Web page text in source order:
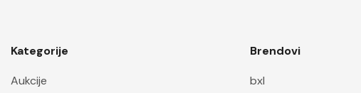
Kategorije
Aukcije
Brendovi
bxl